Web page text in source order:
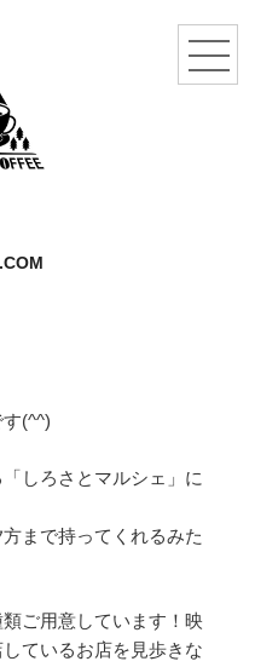
(^^)
しろさとマルシェ」に
まで持ってくれるみた
ご用意しています！映
ているお店を見歩きな